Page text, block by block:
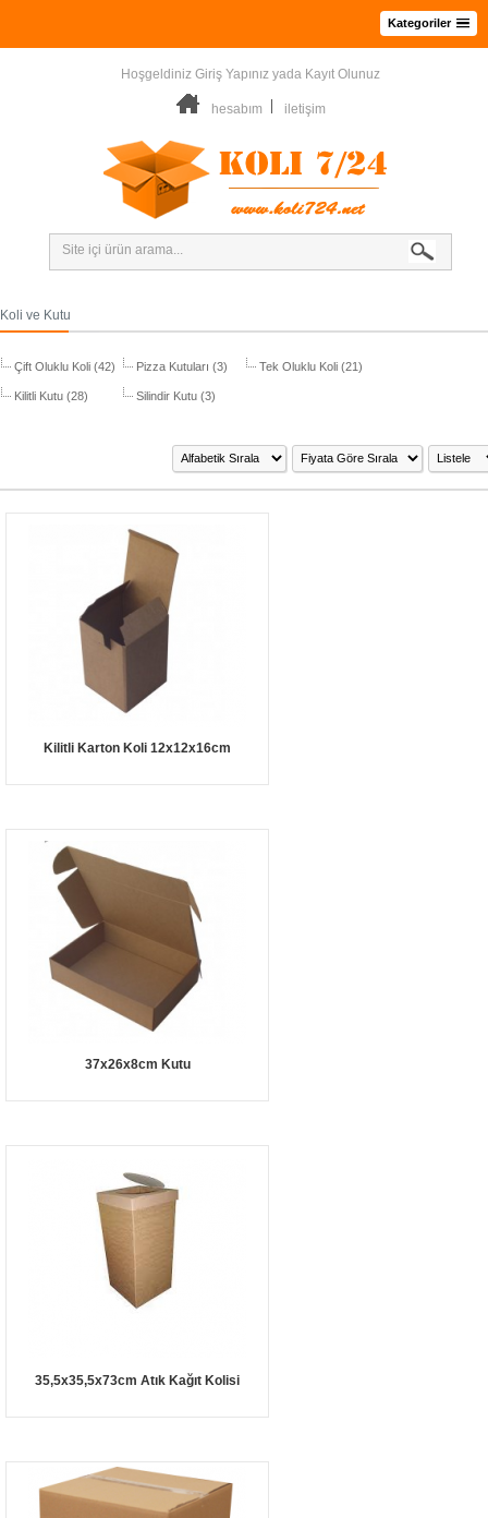
Kategoriler
Hoşgeldiniz Giriş Yapınız yada Kayıt Olunuz
hesabım iletişim
Koli ve Kutu
Çift Oluklu Koli (42)
Kilitli Kutu (28)
Pizza Kutuları (3)
Silindir Kutu (3)
Tek Oluklu Koli (21)
Kilitli Karton Koli 12x12x16cm
37x26x8cm Kutu
35,5x35,5x73cm Atık Kağıt Kolisi